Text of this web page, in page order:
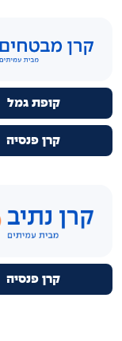
קופת גמל
קרן פנסיה
קרן פנסיה